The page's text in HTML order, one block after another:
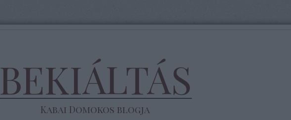
BEKIÁLTÁS
Kabai Domokos blogja